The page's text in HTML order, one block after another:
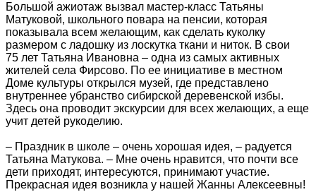
Большой ажиотаж вызвал мастер-класс Татьяны
Матуковой, школьного повара на пенсии, которая
показывала всем желающим, как сделать куколку
размером с ладошку из лоскутка ткани и ниток. В свои
75 лет Татьяна Ивановна – одна из самых активных
жителей села Фирсово. По ее инициативе в местном
Доме культуры открылся музей, где представлено
внутреннее убранство сибирской деревенской избы.
Здесь она проводит экскурсии для всех желающих, а еще
учит детей рукоделию.
– Праздник в школе – очень хорошая идея, – радуется
Татьяна Матукова. – Мне очень нравится, что почти все
дети приходят, интересуются, принимают участие.
Прекрасная идея возникла у нашей Жанны Алексеевны!